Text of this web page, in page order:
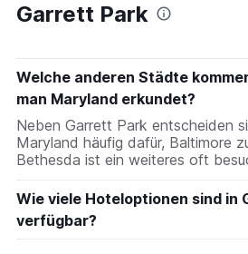
Garrett Park
Welche anderen Städte
man Maryland erkundet?
Neben Garrett Park entscheiden
Maryland häufig dafür, Baltimore
Bethesda ist ein weiteres oft
Wie viele Hoteloptionen sind in
verfügbar?